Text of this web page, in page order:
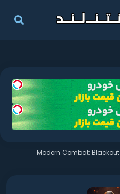
Modern Combat: Blackout